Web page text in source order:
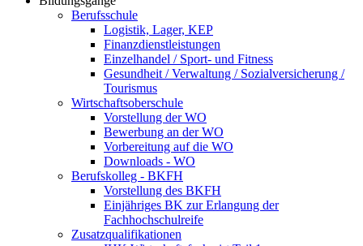
Berufsschule
Logistik, Lager, KEP
Finanzdienstleistungen
Einzelhandel / Sport- und Fitness
Gesundheit / Verwaltung / Sozialversicherung /
Tourismus
Wirtschaftsoberschule
Vorstellung der WO
Bewerbung an der WO
Vorbereitung auf die WO
Downloads - WO
Berufskolleg - BKFH
Vorstellung des BKFH
Einjähriges BK zur Erlangung der
Fachhochschulreife
Zusatzqualifikationen